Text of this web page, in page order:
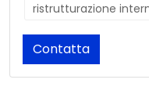
ristrutturazione
Contatta